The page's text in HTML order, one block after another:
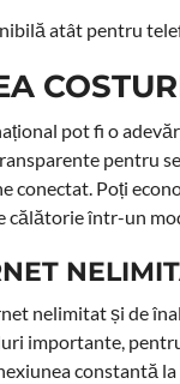
atât pentru
pot fi o
pentru
conectat. Poți
călătorie într-un
nelimitat și de
importante,
constantă